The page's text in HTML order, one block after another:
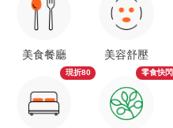
美食餐廳
現折80
美容舒壓
零食快閃